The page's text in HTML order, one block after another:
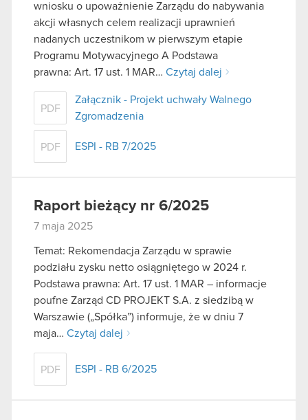
wniosku o upoważnienie Zarządu do nabywania
akcji własnych celem realizacji uprawnień
nadanych uczestnikom w pierwszym etapie
Programu Motywacyjnego A Podstawa
prawna: Art. 17 ust. 1 MAR… Czytaj dalej
PDF
Załącznik - Projekt uchwały Walnego
Zgromadzenia
PDF ESPI - RB 7/2025
Raport bieżący nr 6/2025
7 maja 2025
Temat: Rekomendacja Zarządu w sprawie
podziału zysku netto osiągniętego w 2024 r.
Podstawa prawna: Art. 17 ust. 1 MAR – informacje
poufne Zarząd CD PROJEKT S.A. z siedzibą w
Warszawie („Spółka”) informuje, że w dniu 7
maja… Czytaj dalej
PDF ESPI - RB 6/2025